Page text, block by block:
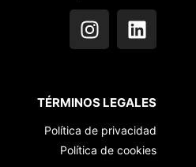
TÉRMINOS LEGALES
Política de privacidad
Política de cookies